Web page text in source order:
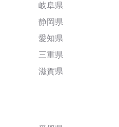
岐阜県
静岡県
愛知県
三重県
滋賀県